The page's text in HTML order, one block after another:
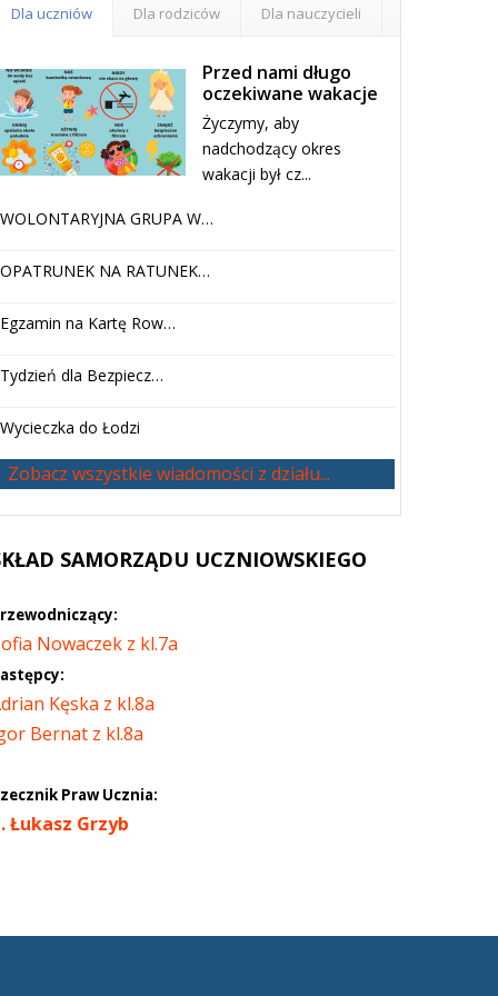
Dla uczniów Dla rodziców Dla nauczycieli
Przed nami długo
oczekiwane wakacje
Życzymy, aby
nadchodzący okres
wakacji był cz...
WOLONTARYJNA GRUPA W…
OPATRUNEK NA RATUNEK…
Egzamin na Kartę Row…
Tydzień dla Bezpiecz…
Wycieczka do Łodzi
Zobacz wszystkie wiadomości z działu...
SAMORZĄDU UCZNIOWSKIEGO
Nowaczek z kl.7a
Kęska z kl.8a
Bernat z kl.8a
Praw Ucznia:
Łukasz Grzyb